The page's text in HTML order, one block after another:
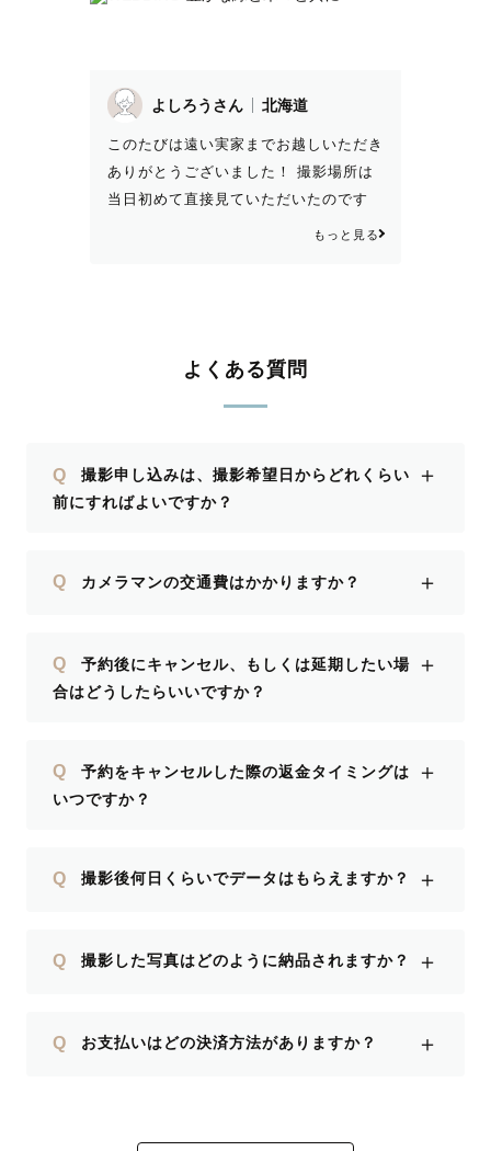
よしろうさん 北海道
このたびは遠い実家までお越しいただき
ありがとうございました！ 撮影場所は
当日初めて直接見ていただいたのです
が、的確に写真映えするスポットを選ん
自然な笑顔を引き出してもらえました。
もっと見る
よくある質問
Q
撮影申し込みは、撮影希望日からどれくらい
前にすればよいですか？
＋
Q カメラマンの交通費はかかりますか？ ＋
Q
予約後にキャンセル、もしくは延期したい場
合はどうしたらいいですか？
＋
Q
予約をキャンセルした際の返金タイミングは
いつですか？
＋
Q 撮影後何日くらいでデータはもらえますか？ ＋
Q 撮影した写真はどのように納品されますか？ ＋
Q お支払いはどの決済方法がありますか？ ＋